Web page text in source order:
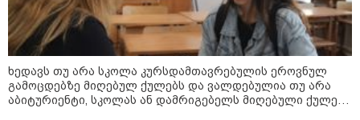
თითქოს ეხვეწება, ცუდად არის"
- 12 წლის წინ გაუჩინარებული
ბიჭის დედა გავრცელებულ
ვიდეოზე პირველ კომენტარს
აკეთებს
კატეგორიის ყველა სიახლე
ხედავს თუ არა სკოლა კურსდამთავრებულის ეროვნულ
გამოცდებზე მიღებულ ქულებს და ვალდებულია თუ არა
აბიტურიენტი, სკოლას ან დამრიგებელს მიღებული ქულები